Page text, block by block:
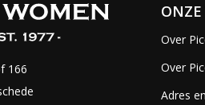
166
Over
Over
Adres